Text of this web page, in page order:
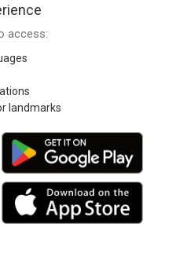
access:
landmarks